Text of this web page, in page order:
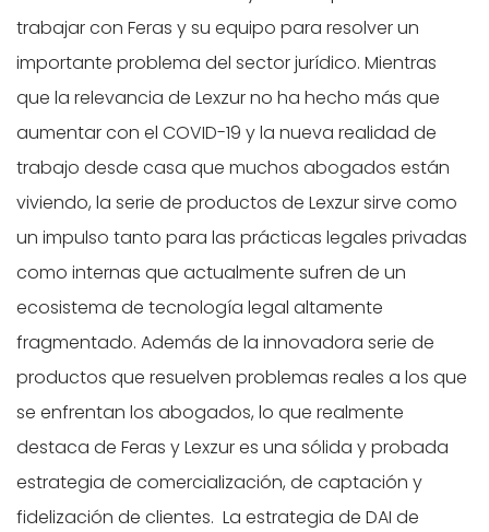
trabajar con Feras y su equipo para resolver un
importante problema del sector jurídico. Mientras
que la relevancia de Lexzur no ha hecho más que
aumentar con el COVID-19 y la nueva realidad de
trabajo desde casa que muchos abogados están
viviendo, la serie de productos de Lexzur sirve como
un impulso tanto para las prácticas legales privadas
como internas que actualmente sufren de un
ecosistema de tecnología legal altamente
fragmentado. Además de la innovadora serie de
productos que resuelven problemas reales a los que
se enfrentan los abogados, lo que realmente
destaca de Feras y Lexzur es una sólida y probada
estrategia de comercialización, de captación y
fidelización de clientes. La estrategia de DAI de